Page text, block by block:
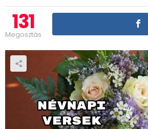
131
Megosztás